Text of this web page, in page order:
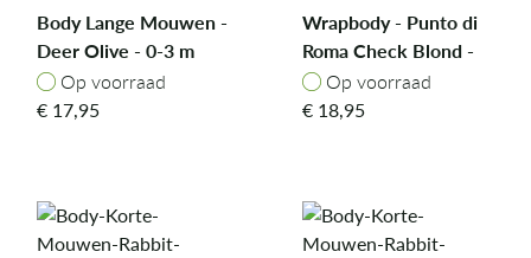
Body Lange Mouwen -
Deer Olive - 0-3 m
Op voorraad
Op voorraad
€ 17,95
Wrapbody - Punto di
Roma Check Blond -
1mOp voorraad
Op voorraad
€ 18,95